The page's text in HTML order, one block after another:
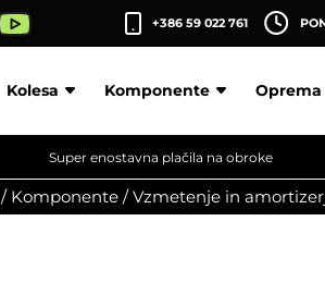
+386 59 022 761
Kolesa Komponente Oprema
Super enostavna plačila na obroke
/ Komponente /Vzmetenje in